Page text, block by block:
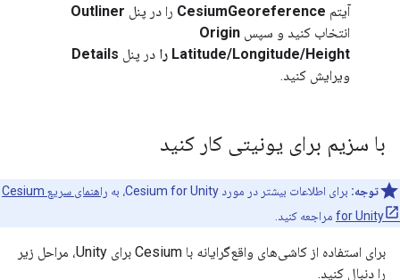
آیتم CesiumGeoreference را در پنل Outliner
انتخاب کنید و سپس Origin
Latitude/Longitude/Height را
در پنل Details
ویرایش کنید.
با سزیم برای یونیتی کار کنید
توجه: برای اطلاعات بیشتر در مورد Cesium for Unity، به
راهنمای سریع Cesium
for Unity مراجعه کنید.
برای استفاده از کاشی‌های واقع‌گرایانه با Cesium برای Unity، مراحل زیر
را دنبال کنید.